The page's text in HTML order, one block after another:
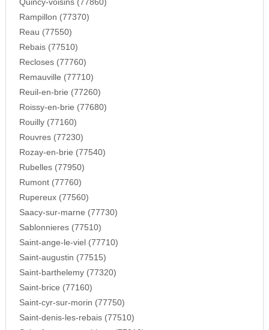
Quincy-voisins (77860)
Rampillon (77370)
Reau (77550)
Rebais (77510)
Recloses (77760)
Remauville (77710)
Reuil-en-brie (77260)
Roissy-en-brie (77680)
Rouilly (77160)
Rouvres (77230)
Rozay-en-brie (77540)
Rubelles (77950)
Rumont (77760)
Rupereux (77560)
Saacy-sur-marne (77730)
Sablonnieres (77510)
Saint-ange-le-viel (77710)
Saint-augustin (77515)
Saint-barthelemy (77320)
Saint-brice (77160)
Saint-cyr-sur-morin (77750)
Saint-denis-les-rebais (77510)